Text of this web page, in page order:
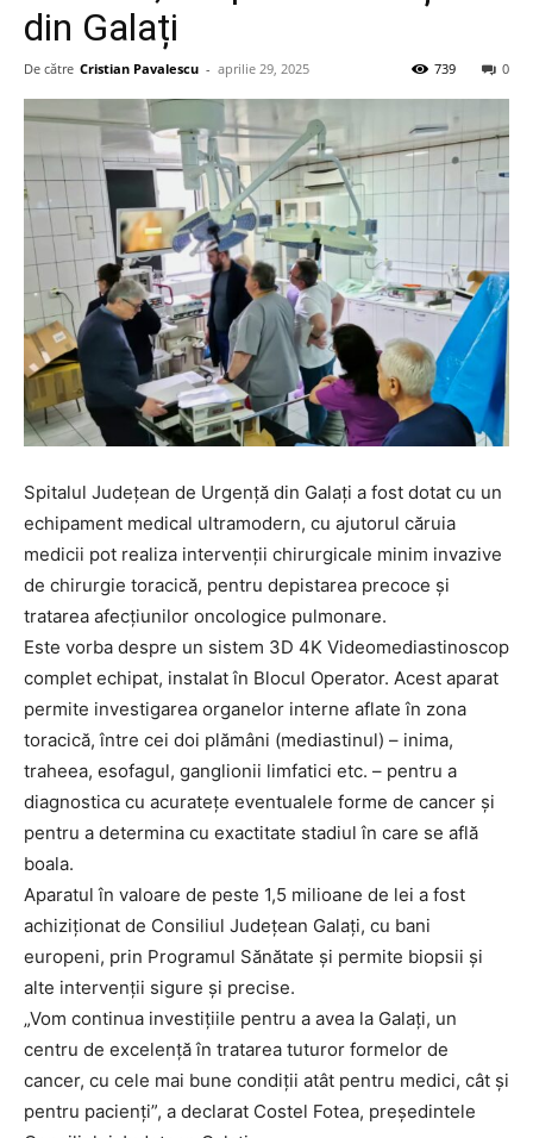
din Galați
De către Cristian Pavalescu - aprilie 29, 2025 0
739
Spitalul Județean de Urgență din Galați a fost dotat cu un
echipament medical ultramodern, cu ajutorul căruia
medicii pot realiza intervenții chirurgicale minim invazive
de chirurgie toracică, pentru depistarea precoce și
tratarea afecțiunilor oncologice pulmonare.
Este vorba despre un sistem 3D 4K Videomediastinoscop
complet echipat, instalat în Blocul Operator. Acest aparat
permite investigarea organelor interne aflate în zona
toracică, între cei doi plămâni (mediastinul) – inima,
traheea, esofagul, ganglionii limfatici etc. – pentru a
diagnostica cu acuratețe eventualele forme de cancer și
pentru a determina cu exactitate stadiul în care se află
boala.
Aparatul în valoare de peste 1,5 milioane de lei a fost
achiziționat de Consiliul Județean Galați, cu bani
europeni, prin Programul Sănătate și permite biopsii și
alte intervenții sigure și precise.
„Vom continua investițiile pentru a avea la Galați, un
centru de excelență în tratarea tuturor formelor de
cancer, cu cele mai bune condiții atât pentru medici, cât și
pentru pacienți”, a declarat Costel Fotea, președintele